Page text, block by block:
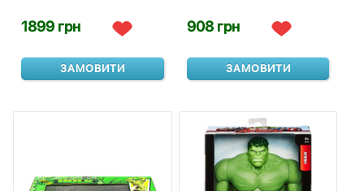
1899 грн
ЗАМОВИТИ
908 грн
ЗАМОВИТИ